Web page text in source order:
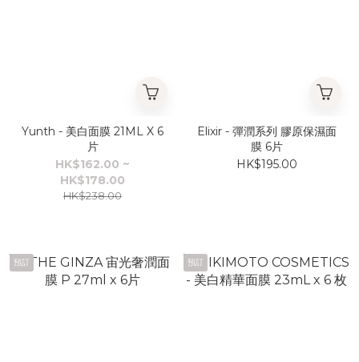
Yunth - 美白面膜 21ML X 6
片
HK$162.00 ~
HK$178.00
HK$238.00
Elixir - 彈潤系列 膠原保濕面
膜 6片
HK$195.00
預訂 預訂